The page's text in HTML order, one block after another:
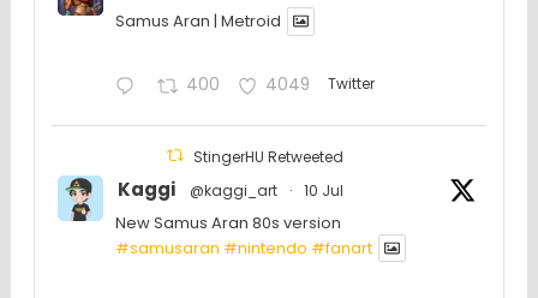
Samus Aran | Metroid
400 4049 Twitter
StingerHU Retweeted
Kaggi @kaggi_art · 10 Jul
New Samus Aran 80s version
#samusaran #nintendo #fanartㅤㅤㅤㅤ